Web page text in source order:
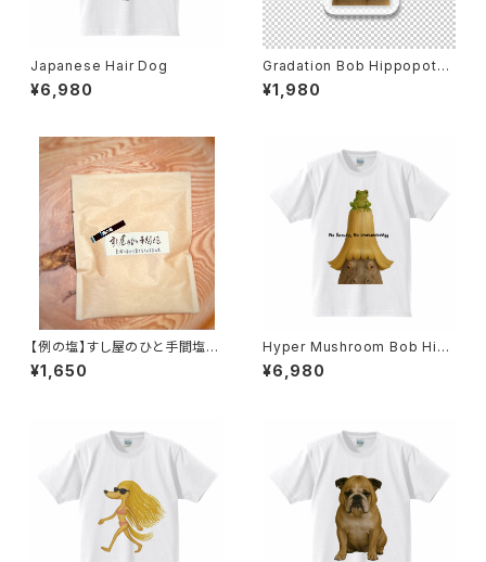
Japanese Hair Dog
¥6,980
Gradation Bob Hippopota
mus
¥1,980
【例の塩】すし屋のひと手間塩10
0gスマートレター対応品
¥1,650
Hyper Mushroom Bob Hip
popotamus
¥6,980